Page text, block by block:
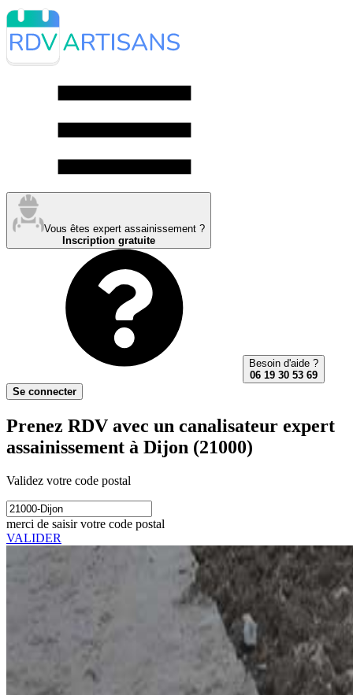
Vous êtes expert assainissement ?
Inscription gratuite
Besoin d'aide ?
06 19 30 53 69
Se connecter
Prenez RDV avec un canalisateur expert
assainissement à Dijon (21000)
Validez votre code postal
merci de saisir votre code postal
VALIDER